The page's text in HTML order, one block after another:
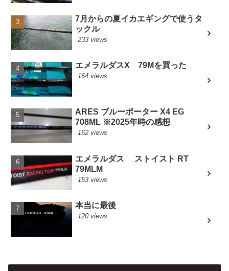
7月からの夏イカエギングで使うタ
ックル
233 views
エメラルダスX 79Mを買った
164 views
ARES ブルーポーター X4 EG
708ML ※2025年時の感想
162 views
エメラルダス ストイスト RT
79MLM
153 views
本当に最後
120 views